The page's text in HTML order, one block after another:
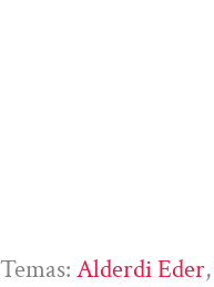
Temas: Alderdi Eder,